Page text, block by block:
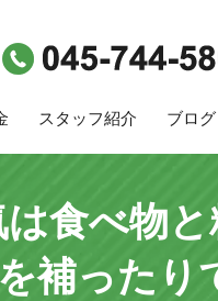
スタッフ紹介 ブログ
食べ物
補ったり